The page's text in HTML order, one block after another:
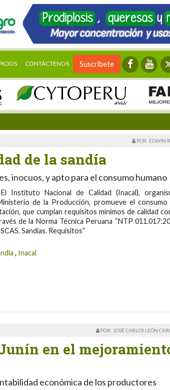
CONTÁCTENOS Suscríbete
POR: EDWIN
de la sandía
inocuos, y apto para el consumo humano
El Instituto Nacional de Calidad (Inacal),
de la Producción, promueve el consumo
que cumplan requisitos mínimos de calidad
de la Norma Técnica Peruana “NTP
Sandias. Requisitos”
, Inacal
POR: JOSÉ CARLOS LEÓN
en el
económica de los productores